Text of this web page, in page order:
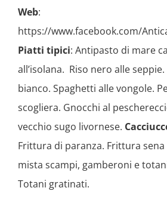
Web:
https://www.facebook.com/
Piatti tipici: Antipasto di mare
all’isolana. Riso nero alle
bianco. Spaghetti alle vongole.
scogliera. Gnocchi al
vecchio sugo livornese.
Frittura di paranza. Frittura
mista scampi, gamberoni e
Totani gratinati.